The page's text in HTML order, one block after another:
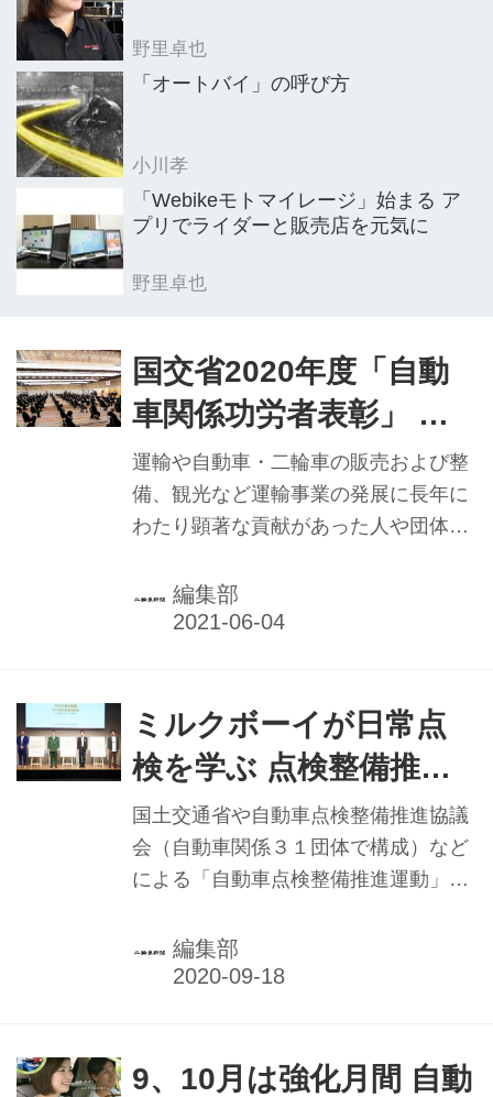
野里卓也
「オートバイ」の呼び方
小川孝
「Webikeモトマイレージ」始まる ア
プリでライダーと販売店を元気に
野里卓也
国交省2020年度「自動
車関係功労者表彰」 二
輪関係受賞者出揃う
運輸や自動車・二輪車の販売および整
備、観光など運輸事業の発展に長年に
わたり顕著な貢献があった人や団体な
労者」が、2020年度（令和2年度）も
行われ、日本二輪車普及安全協会（日
係受賞者に対する表彰が、今年2月24
日の近畿運輸局長表彰で全員が出揃っ
た。
編集部
ミルクボーイが日常点
検を学ぶ 点検整備推進
運動
国土交通省や自動車点検整備推進協議
会（自動車関係３１団体で構成）など
による「自動車点検整備推進運動」全
報）。そのキックオフとして記者発表
が9月8日に開かれた。
編集部
9、10月は強化月間 自動